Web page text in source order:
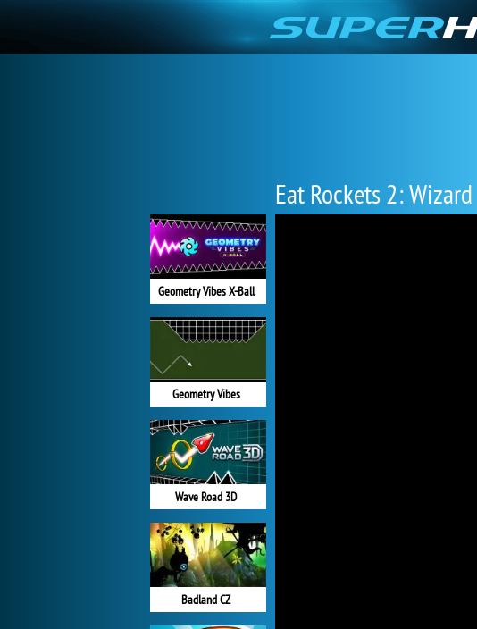
Eat Rockets 2: Wizard
Geometry Vibes X-Ball
Geometry Vibes
Wave Road 3D
Badland CZ